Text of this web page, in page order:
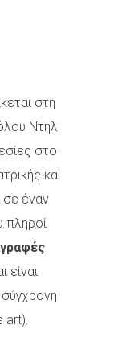
στη
Ντηλ
στο
και
σε έναν
πληροί
είναι
art).